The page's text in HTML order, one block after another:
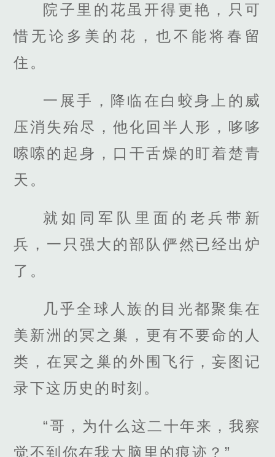
院子里的花虽开得更艳，只可
惜无论多美的花，也不能将春留
住。
一展手，降临在白蛟身上的威
压消失殆尽，他化回半人形，哆哆
嗦嗦的起身，口干舌燥的盯着楚青
天。
就如同军队里面的老兵带新
兵，一只强大的部队俨然已经出炉
了。
几乎全球人族的目光都聚集在
美新洲的冥之巢，更有不要命的人
类，在冥之巢的外围飞行，妄图记
录下这历史的时刻。
“哥，为什么这二十年来，我察
觉不到你在我大脑里的痕迹？”